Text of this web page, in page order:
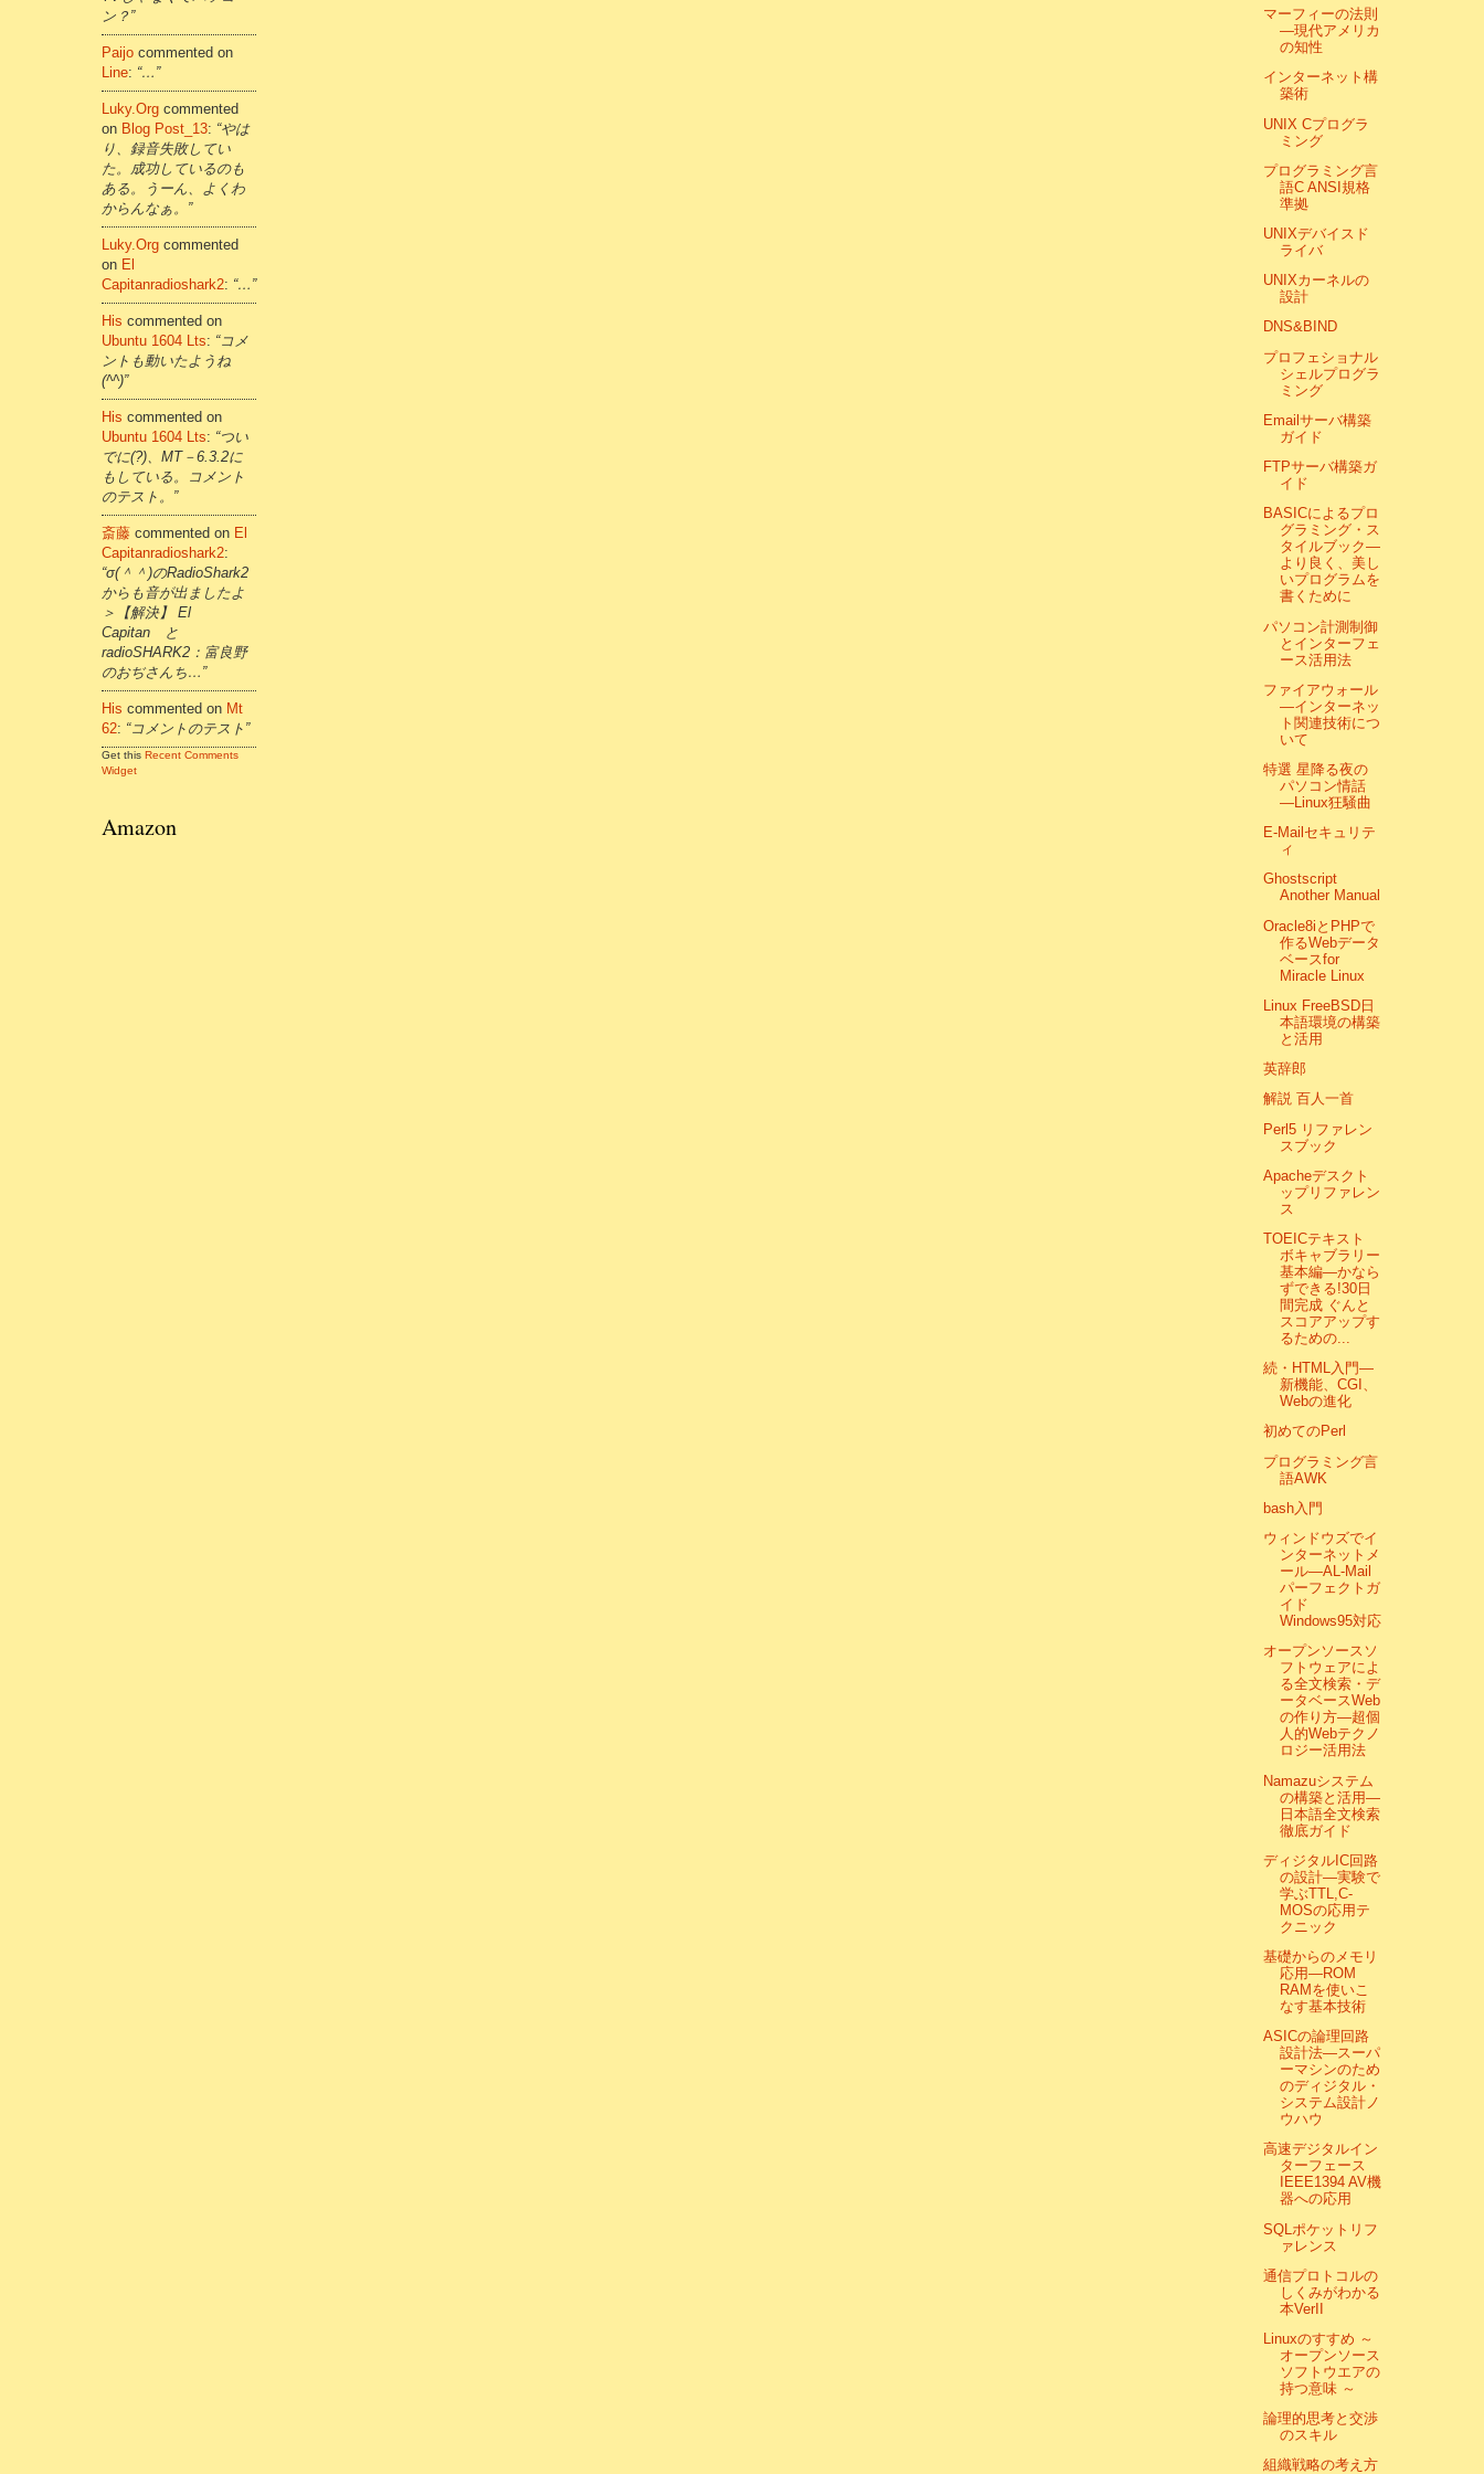
ン？”
Paijo commented on
Line: “…”
Luky.org commented
on Blog Post_13: “やは
り、録音失敗してい
た。成功しているのも
ある。うーん、よくわ
からんなぁ。”
Luky.org commented
on El
Capitanradioshark2: “…”
His commented on
Ubuntu 1604 Lts: “コメ
ントも動いたようね
(^^)”
His commented on
Ubuntu 1604 Lts: “つい
でに(?)、MT－6.3.2に
もしている。コメント
のテスト。”
斎藤 commented on El
Capitanradioshark2:
“σ(＾＾)のRadioShark2
からも音が出ましたよ
＞【解決】 El
Capitan と
radioSHARK2：富良野
のおぢさんち…”
His commented on Mt
62: “コメントのテスト”
Get this Recent Comments
Widget
Amazon
マーフィーの法則
―現代アメリカ
の知性
インターネット構
築術
UNIX Cプログラ
ミング
プログラミング言
語C ANSI規格
準拠
UNIXデバイスド
ライバ
UNIXカーネルの
設計
DNS&BIND
プロフェショナル
シェルプログラ
ミング
Emailサーバ構築
ガイド
FTPサーバ構築ガ
イド
BASICによるプロ
グラミング・ス
タイルブック―
より良く、美し
いプログラムを
書くために
パソコン計測制御
とインターフェ
ース活用法
ファイアウォール
―インターネッ
ト関連技術につ
いて
特選 星降る夜の
パソコン情話
―Linux狂騒曲
E‐Mailセキュリテ
ィ
Ghostscript
Another Manual
Oracle8iとPHPで
作るWebデータ
ベースfor
Miracle Linux
Linux FreeBSD日
本語環境の構築
と活用
英辞郎
解説 百人一首
Perl5 リファレン
スブック
Apacheデスクト
ップリファレン
ス
TOEICテキスト
ボキャブラリー
基本編―かなら
ずできる!30日
間完成 ぐんと
スコアアップす
るための...
続・HTML入門―
新機能、CGI、
Webの進化
初めてのPerl
プログラミング言
語AWK
bash入門
ウィンドウズでイ
ンターネットメ
ール―AL‐Mail
パーフェクトガ
イド
Windows95対応
オープンソースソ
フトウェアによ
る全文検索・デ
ータベースWeb
の作り方―超個
人的Webテクノ
ロジー活用法
Namazuシステム
の構築と活用―
日本語全文検索
徹底ガイド
ディジタルIC回路
の設計―実験で
学ぶTTL,C-
MOSの応用テ
クニック
基礎からのメモリ
応用―ROM
RAMを使いこ
なす基本技術
ASICの論理回路
設計法―スーパ
ーマシンのため
のディジタル・
システム設計ノ
ウハウ
高速デジタルイン
ターフェース
IEEE1394 AV機
器への応用
SQLポケットリフ
ァレンス
通信プロトコルの
しくみがわかる
本VerII
Linuxのすすめ ～
オープンソース
ソフトウエアの
持つ意味 ～
論理的思考と交渉
のスキル
組織戦略の考え方